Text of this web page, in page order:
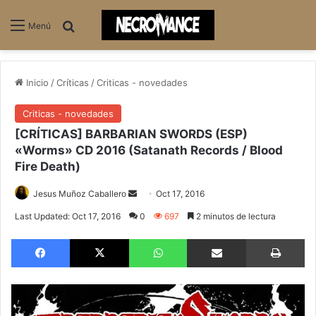
Menú
Inicio /Críticas /Criticas - novedades
Criticas - novedades
[CRÍTICAS] BARBARIAN SWORDS (ESP)
«Worms» CD 2016 (Satanath Records / Blood
Fire Death)
Jesus Muñoz Caballero
e
m
Oct 17, 2016
Last Updated: Oct 17, 2016 0 697 2 minutos de lectura
Facebook X WhatsApp Compartir via email